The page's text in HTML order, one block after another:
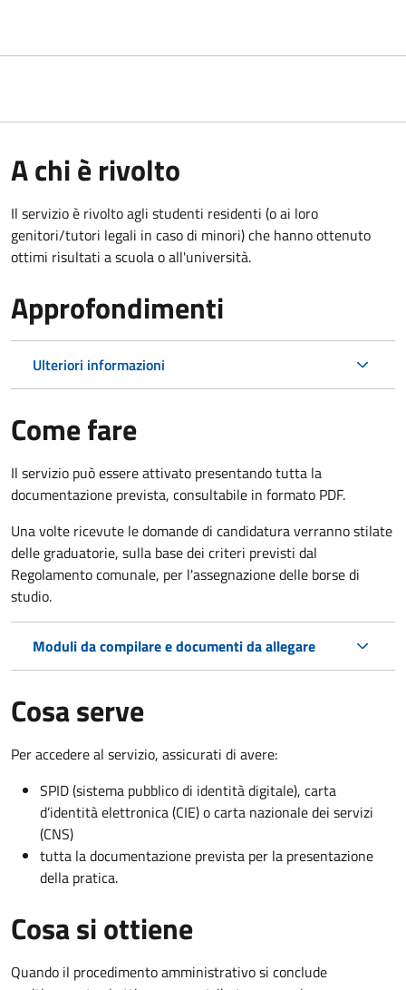
A chi è rivolto
Il servizio è rivolto agli studenti residenti (o ai loro
genitori/tutori legali in caso di minori) che hanno ottenuto
ottimi risultati a scuola o all'università.
Approfondimenti
Ulteriori informazioni
Come fare
Il servizio può essere attivato presentando tutta la
documentazione prevista, consultabile in formato PDF.
Una volte ricevute le domande di candidatura verranno stilate
delle graduatorie, sulla base dei criteri previsti dal
Regolamento comunale, per l'assegnazione delle borse di
studio.
Moduli da compilare e documenti da allegare
Cosa serve
Per accedere al servizio, assicurati di avere:
SPID (sistema pubblico di identità digitale), carta
d’identità elettronica (CIE) o carta nazionale dei servizi
(CNS)
tutta la documentazione prevista per la presentazione
della pratica.
Cosa si ottiene
Quando il procedimento amministrativo si conclude